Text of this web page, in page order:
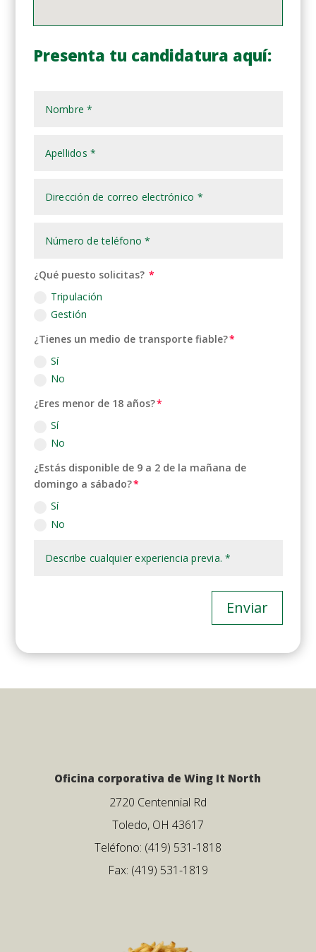
Presenta tu candidatura aquí:
¿Qué puesto solicitas?
Tripulación
Gestión
¿Tienes un medio de transporte fiable?
Sí
No
¿Eres menor de 18 años?
Sí
No
¿Estás disponible de 9 a 2 de la mañana de
domingo a sábado?
Sí
No
Enviar
Oficina corporativa de Wing It North
2720 Centennial Rd
Toledo, OH 43617
Teléfono: (419) 531-1818
Fax: (419) 531-1819